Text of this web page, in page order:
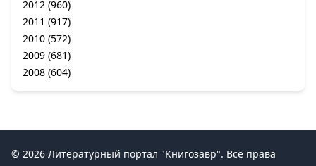
2012 (960)
2011 (917)
2010 (572)
2009 (681)
2008 (604)
© 2026 Литературный портал "Книгозавр". Все права